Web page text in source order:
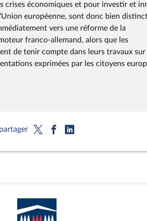
crises économiques et pour investir et
européenne, sont donc bien
vers une réforme de la
franco-allemand, alors que les
de tenir compte dans leurs travaux sur
exprimées par les citoyens
partager